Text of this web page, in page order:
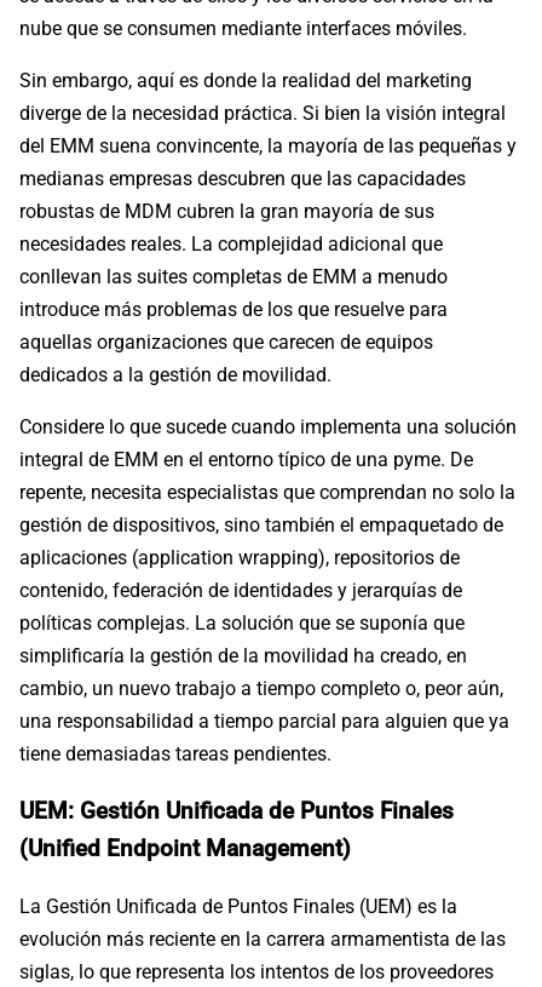
nube que se consumen mediante interfaces móviles.
Sin embargo, aquí es donde la realidad del marketing
diverge de la necesidad práctica. Si bien la visión integral
del EMM suena convincente, la mayoría de las pequeñas y
medianas empresas descubren que las capacidades
robustas de MDM cubren la gran mayoría de sus
necesidades reales. La complejidad adicional que
conllevan las suites completas de EMM a menudo
introduce más problemas de los que resuelve para
aquellas organizaciones que carecen de equipos
dedicados a la gestión de movilidad.
Considere lo que sucede cuando implementa una solución
integral de EMM en el entorno típico de una pyme. De
repente, necesita especialistas que comprendan no solo la
gestión de dispositivos, sino también el empaquetado de
aplicaciones (application wrapping), repositorios de
contenido, federación de identidades y jerarquías de
políticas complejas. La solución que se suponía que
simplificaría la gestión de la movilidad ha creado, en
cambio, un nuevo trabajo a tiempo completo o, peor aún,
una responsabilidad a tiempo parcial para alguien que ya
tiene demasiadas tareas pendientes.
UEM: Gestión Unificada de Puntos Finales
(Unified Endpoint Management)
La Gestión Unificada de Puntos Finales (UEM) es la
evolución más reciente en la carrera armamentista de las
siglas, lo que representa los intentos de los proveedores